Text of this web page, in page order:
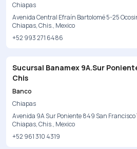
Chiapas
Avenida Central Efraín Bartolomé 5-25
Chiapas, Chis., Mexico
+52 993 271 6486
Sucursal Banamex 9A.Sur
Chis
Banco
Chiapas
Avenida 9A Sur Poniente 849 San
Chiapas, Chis., Mexico
+52 961 310 4319